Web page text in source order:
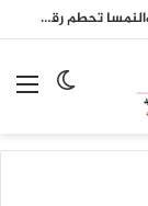
فرنسا تسجل أشد يوليو حرارة منذ أكثر من قرن.. والنمسا تحطم رقمها القياسي بدرجة 41 مئوية
الوضع